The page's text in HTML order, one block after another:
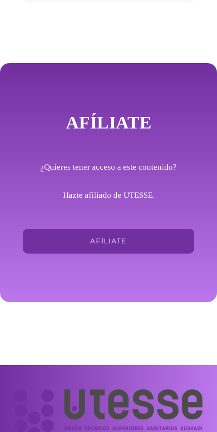
AFÍLIATE
¿Quieres tener acceso a este contenido?
Hazte afiliado de UTESSE.
AFÍLIATE